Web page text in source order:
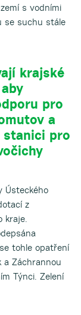
s vodními
se suchu stále
krajské
pro
a
stanici pro
Ústeckého
z
kraje.
tohle opatření
a Záchrannou
Týnci. Zelení